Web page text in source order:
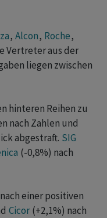
, Alcon, Roche,
Vertreter aus der
liegen zwischen
hinteren Reihen zu
nach Zahlen und
abgestraft. SIG
(-0,8%) nach
einer positiven
Cicor (+2,1%) nach